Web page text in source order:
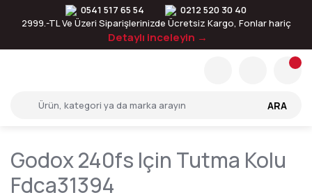
0541 517 65 54
0212 520 30 40
2999.-TL Ve Üzeri Siparişlerinizde Ücretsiz Kargo, Fonlar hariç
Detaylı inceleyin →
ARA
Godox 240fs Için Tutma Kolu
Fdca31394